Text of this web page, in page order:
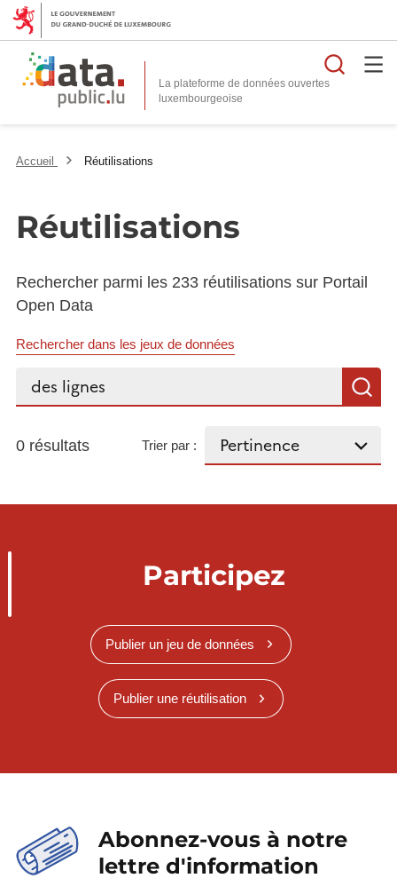
La plateforme de données ouvertes
Accueil Réutilisations
Réutilisations
Rechercher parmi les 233 réutilisations sur Portail
Open Data
Rechercher dans les jeux de données
Rechercher...
0 résultats Trier par :
Participez
Publier un jeu de données
Publier une réutilisation
Abonnez-vous à notre
lettre d'information